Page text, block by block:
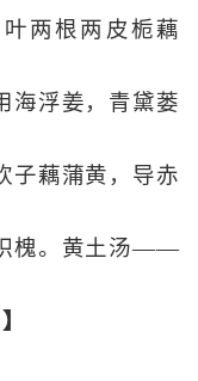
根两皮栀藕
浮姜，青黛蒌
藕蒲黄，导赤
。黄土汤——